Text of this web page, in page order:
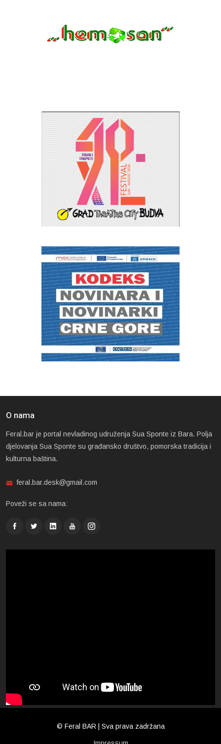
O nama
Feral.bar je portal nevladinog udruženja Sua Sponte iz Bara. Polja
djelovanja Sua Sponte su građansko društvo, pomorska tradicija i
kulturna baština.
feral.bar.desk@gmail.com
Poveži se sa nama:
© Feral BAR | Sva prava zadržana